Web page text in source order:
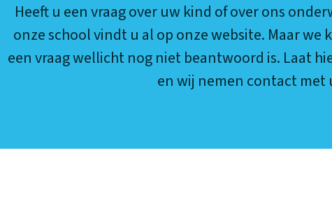
Heeft u een vraag over uw kind of over ons
onze school vindt u al op onze website. Maar
een vraag wellicht nog niet beantwoord is. Laat
en wij nemen contact met